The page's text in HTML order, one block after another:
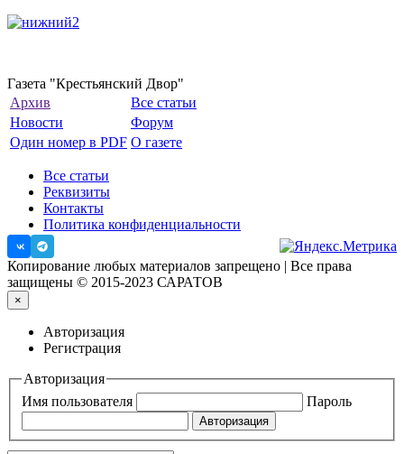
Газета "Крестьянский Двор"
Архив
Все статьи
Новости
Форум
Один номер в PDF О газете
Все статьи
Реквизиты
Контакты
Политика конфиденциальности
Копирование любых материалов запрещено | Все права
защищены © 2015-2023 САРАТОВ
×
Авторизация
Регистрация
Авторизация
Имя пользователя
Пароль